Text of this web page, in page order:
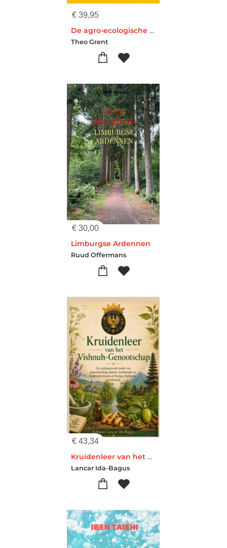
€ 39,95
De agro-ecologische aanpak
Theo Grent
€ 30,00
Limburgse Ardennen
Ruud Offermans
€ 43,34
Kruidenleer van het Vishnuh-Genootschap
Lancar Ida-Bagus